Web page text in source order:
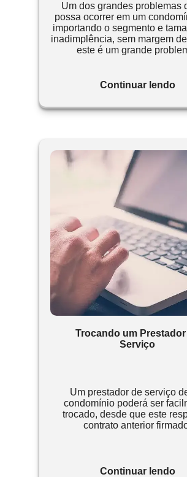
Um dos grandes problemas
possa ocorrer em um
importando o segmento e
inadimplência, sem margem
este é um grande
Continuar lendo
Trocando um Prestador
Serviço
Um prestador de serviço
condomínio poderá ser
trocado, desde que este
contrato anterior
Continuar lendo